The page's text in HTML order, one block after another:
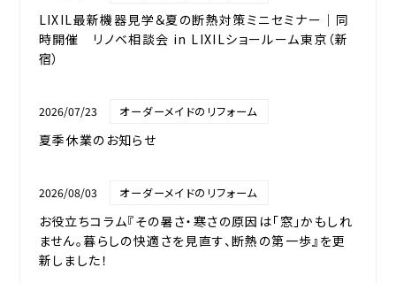
LIXIL最新機器見学＆夏の断熱対策ミニセミナー｜同
時開催 リノベ相談会 in LIXILショールーム東京（新
宿）
2026/07/23 オーダーメイドのリフォーム
夏季休業のお知らせ
2026/08/03 オーダーメイドのリフォーム
お役立ちコラム『その暑さ・寒さの原因は「窓」かもしれ
ません。暮らしの快適さを見直す、断熱の第一歩』を更
新しました！